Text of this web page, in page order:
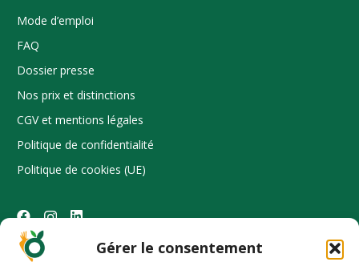
Gérer le consentement
Mode d’emploi
FAQ
Dossier presse
Nos prix et distinctions
CGV et mentions légales
Politique de confidentialité
Politique de cookies (UE)
Des questions ?